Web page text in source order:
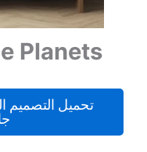
Planets
تحميل التصميم